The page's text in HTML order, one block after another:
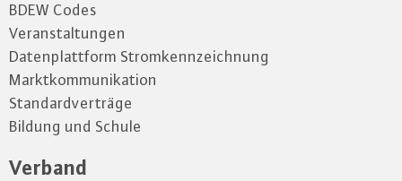
BDEW Codes
Veranstaltungen
Datenplattform Stromkennzeichnung
Marktkommunikation
Standardverträge
Bildung und Schule
Verband